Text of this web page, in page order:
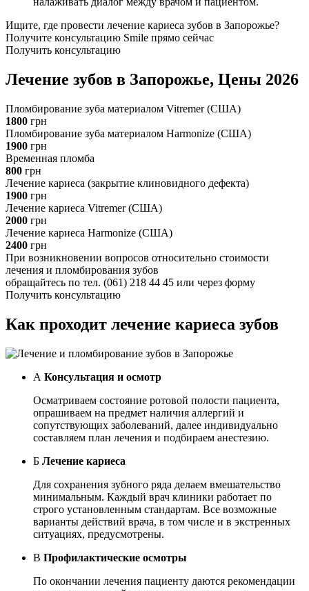
Ищите, где провести лечение кариеса зубов в Запорожье?
Получите консультацию Smile прямо сейчас
Получить консультацию
Лечение зубов в Запорожье, Цены 2026
Пломбирование зуба материалом Vitremer (США)
1800 грн
Пломбирование зуба материалом Harmonize (США)
1900 грн
Временная пломба
800 грн
Лечение кариеса (закрытие клиновидного дефекта)
1900 грн
Лечение кариеса Vitremer (США)
2000 грн
Лечение кариеса Harmonize (США)
2400 грн
При возникновении вопросов относительно стоимости
лечения и пломбирования зубов
обращайтесь по тел. (061) 218 44 45 или через форму
Получить консультацию
Как проходит лечение кариеса зубов
А Консультация и осмотр
Осматриваем состояние ротовой полости пациента,
опрашиваем на предмет наличия аллергий и
сопутствующих заболеваний, далее индивидуально
составляем план лечения и подбираем анестезию.
Б Лечение кариеса
Для сохранения зубного ряда делаем вмешательство
минимальным. Каждый врач клиники работает по
строго установленным стандартам. Все возможные
варианты действий врача, в том числе и в экстренных
ситуациях, предусмотрены.
В Профилактические осмотры
По окончании лечения пациенту даются рекомендации